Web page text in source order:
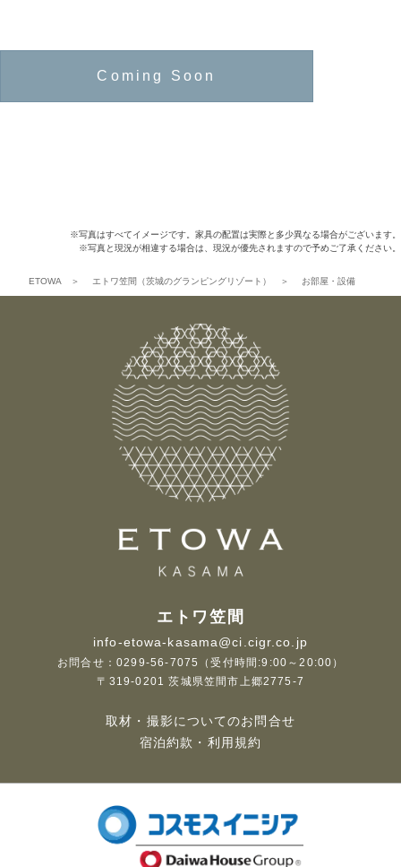
Coming Soon
※写真はすべてイメージです。家具の配置は実際と多少異なる場合がございます。
※写真と現況が相違する場合は、現況が優先されますので予めご了承ください。
ETOWA ＞ エトワ笠間（茨城のグランピングリゾート） ＞ お部屋・設備
エトワ笠間
info-etowa-kasama@ci.cigr.co.jp
お問合せ：0299-56-7075
（受付時間:9:00～20:00）
〒319-0201 茨城県笠間市上郷2775-7
取材・撮影についてのお問合せ
宿泊約款・利用規約